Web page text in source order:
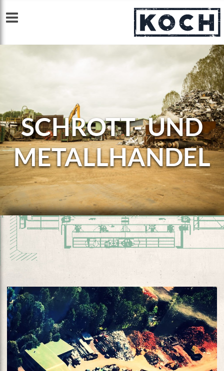
SCHROTT- UND
METALLHANDEL